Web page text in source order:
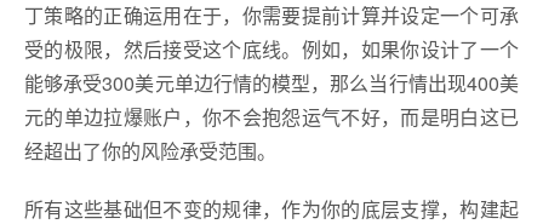
丁策略的正确运用在于，你需要提前计算并设定一个可承
受的极限，然后接受这个底线。例如，如果你设计了一个
能够承受300美元单边行情的模型，那么当行情出现400美
元的单边拉爆账户，你不会抱怨运气不好，而是明白这已
经超出了你的风险承受范围。
所有这些基础但不变的规律，作为你的底层支撑，构建起